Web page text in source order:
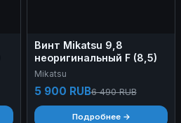
Винт Mikatsu 9,8
неоригинальный F (8,5)
Mikatsu
5 900 RUB6 490 RUB
Подробнее →